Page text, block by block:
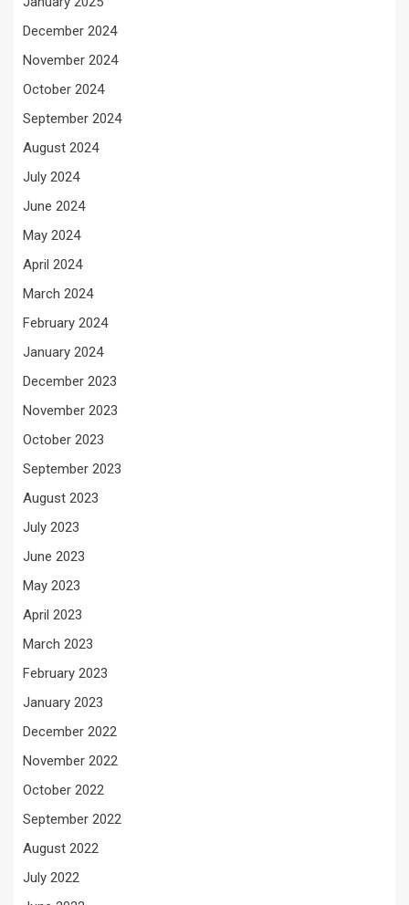
December 2024
November 2024
October 2024
September 2024
August 2024
July 2024
June 2024
May 2024
April 2024
March 2024
February 2024
January 2024
December 2023
November 2023
October 2023
September 2023
August 2023
July 2023
June 2023
May 2023
April 2023
March 2023
February 2023
January 2023
December 2022
November 2022
October 2022
September 2022
August 2022
July 2022